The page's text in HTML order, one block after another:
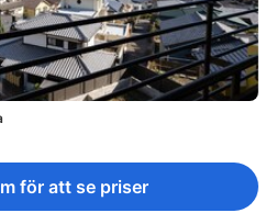
för att se priser